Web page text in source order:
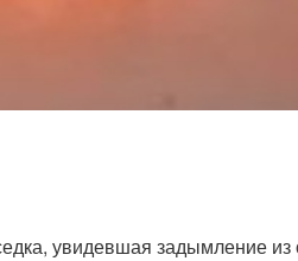
увидевшая задымление из